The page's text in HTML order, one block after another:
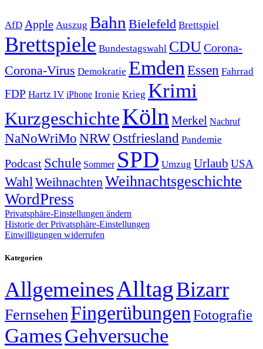
AfD Apple Auszug Bahn Bielefeld Brettspiel
Brettspiele Bundestagswahl CDUCorona-
Corona-Virus Demokratie Emden Essen Fahrrad
FDP Hartz IV iPhone Ironie Krieg Krimi
KurzgeschichteKölnMerkel Nachruf
NaNoWriMo NRWOstfriesland Pandemie
Podcast Schule Sommer SPD Umzug Urlaub USA
Wahl WeihnachtenWeihnachtsgeschichte
WordPress
Privatsphäre-Einstellungen ändern
Historie der Privatsphäre-Einstellungen
Einwilligungen widerrufen
Kategorien
AllgemeinesAlltagBizarr
FernsehenFingerübungenFotografie
GamesGehversuche